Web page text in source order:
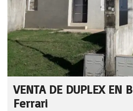
VENTA DE DUPLEX EN
Ferrari